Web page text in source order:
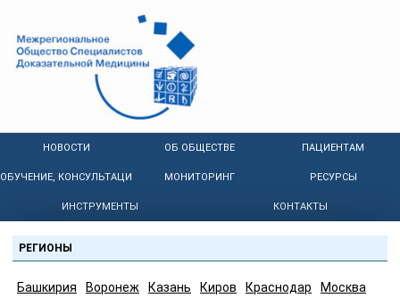
НОВОСТИ ОБ ОБЩЕСТВЕ ПАЦИЕНТАМ
ОБУЧЕНИЕ, КОНСУЛЬТАЦИИ МОНИТОРИНГ РЕСУРСЫ
ИНСТРУМЕНТЫ КОНТАКТЫ
РЕГИОНЫ
Башкирия Воронеж Казань Киров Краснодар
Москва